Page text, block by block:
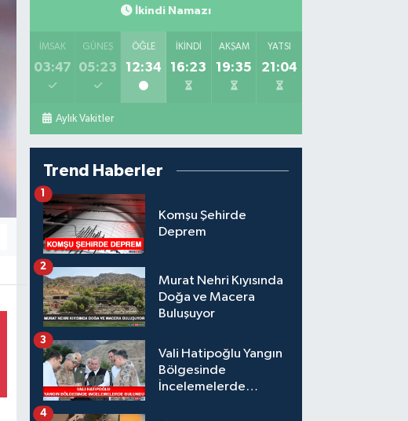
İkindi Namazı
İMSAK
03:47
GÜNEŞ
05:23
ÖĞLE
12:34
İKINDI
16:23
AKŞAM
19:35
YATSI
21:04
Aylık Vakitler
Trend Haberler
Komşu Şehirde
Deprem
1
Murat Nehri Kıyısında
Doğa ve Macera
Buluşuyor
2
Vali Hatipoğlu Yangın
Bölgesinde
İncelemelerde
3
4